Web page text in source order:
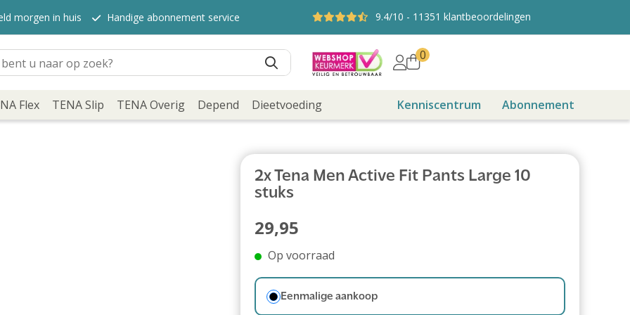
morgen in huis Handige abonnement service 9.4/10 - 11351 klantbeoordelingen
0
Flex TENA Slip TENA Overig Depend Dieetvoeding Kenniscentrum Abonnement
2x Tena Men Active Fit Pants Large 10
stuks
29,95
Op voorraad
Eenmalige aankoop